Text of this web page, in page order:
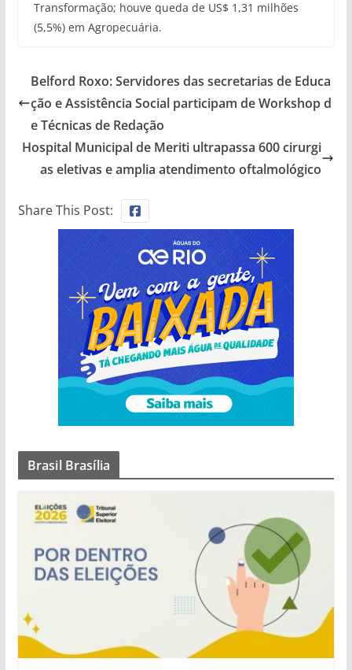
Transformação; houve queda de US$ 1,31 milhões
(5,5%) em Agropecuária.
Belford Roxo: Servidores das secretarias de Educa
ção e Assistência Social participam de Workshop d
e Técnicas de Redação
Hospital Municipal de Meriti ultrapassa 600 cirurgi
as eletivas e amplia atendimento oftalmológico
Share This Post:
Brasil Brasília